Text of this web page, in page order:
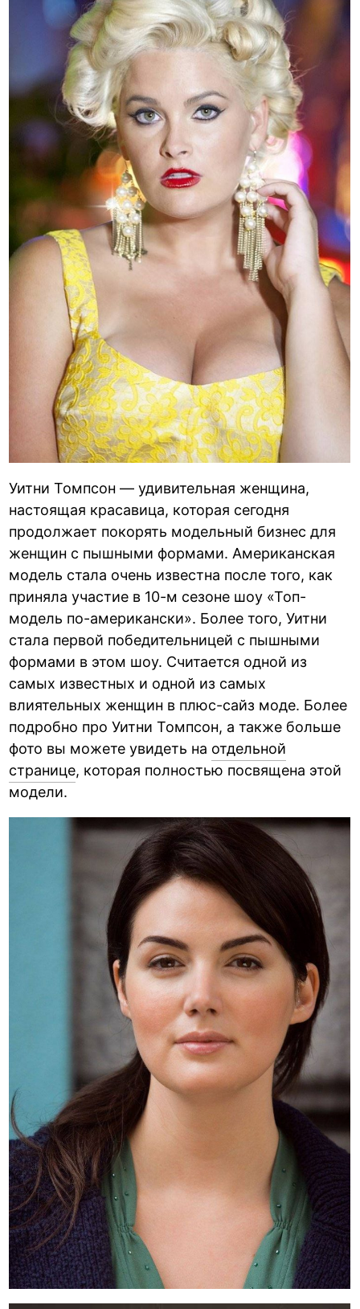
Уитни Томпсон — удивительная женщина,
настоящая красавица, которая сегодня
продолжает покорять модельный бизнес для
женщин с пышными формами. Американская
модель стала очень известна после того, как
приняла участие в 10-м сезоне шоу «Топ-
модель по-американски». Более того, Уитни
стала первой победительницей с пышными
формами в этом шоу. Считается одной из
самых известных и одной из самых
влиятельных женщин в плюс-сайз моде. Более
подробно про Уитни Томпсон, а также больше
фото вы можете увидеть на отдельной
странице, которая полностью посвящена этой
модели.